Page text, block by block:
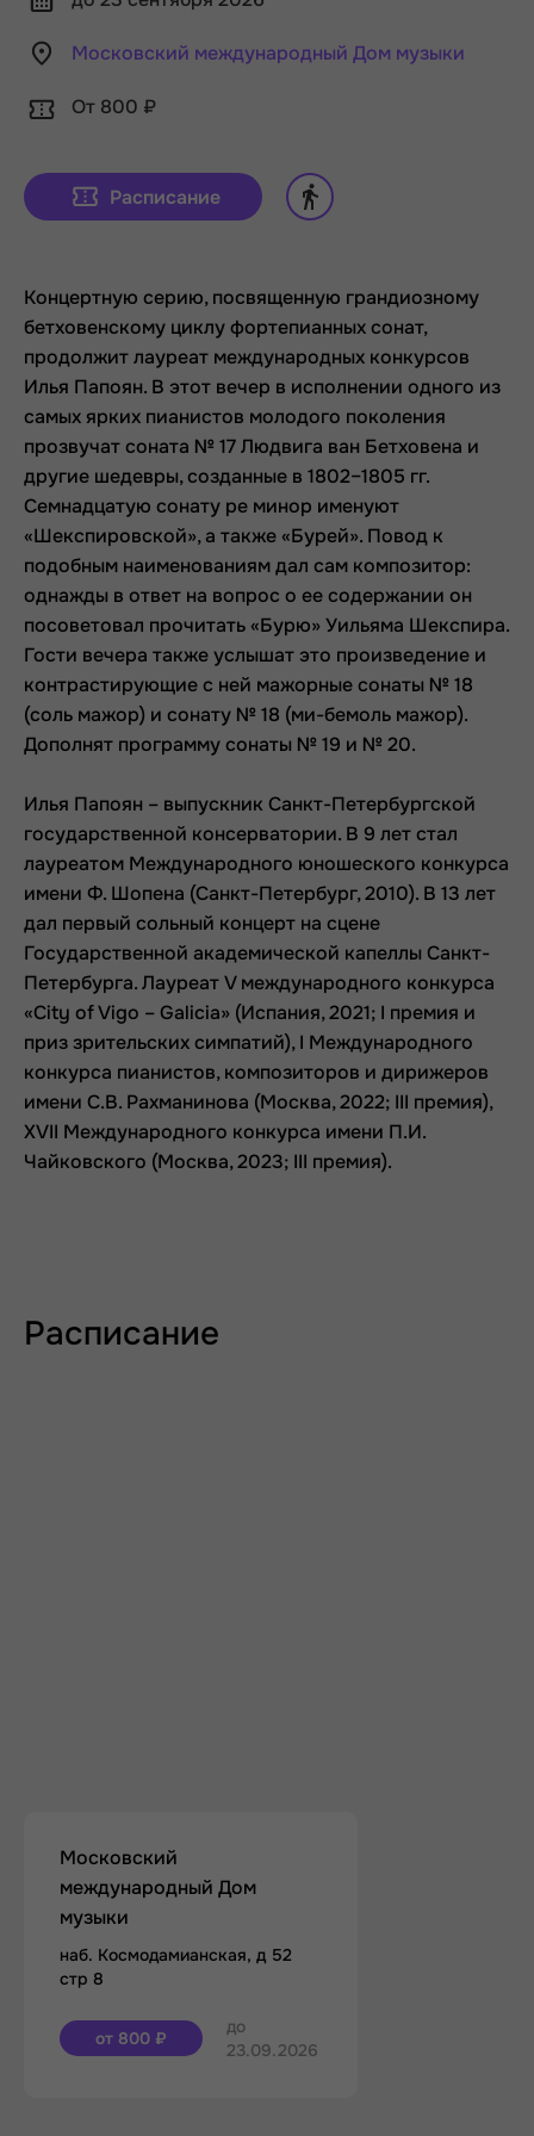
Московский международный Дом музыки
От 800 ₽
Расписание
Концертную серию, посвященную грандиозному
бетховенскому циклу фортепианных сонат,
продолжит лауреат международных конкурсов
Илья Папоян. В этот вечер в исполнении одного из
самых ярких пианистов молодого поколения
прозвучат соната № 17 Людвига ван Бетховена и
другие шедевры, созданные в 1802–1805 гг.
Семнадцатую сонату ре минор именуют
«Шекспировской», а также «Бурей». Повод к
подобным наименованиям дал сам композитор:
однажды в ответ на вопрос о ее содержании он
посоветовал прочитать «Бурю» Уильяма Шекспира.
Гости вечера также услышат это произведение и
контрастирующие с ней мажорные сонаты № 18
(соль мажор) и сонату № 18 (ми-бемоль мажор).
Дополнят программу сонаты № 19 и № 20.
Илья Папоян – выпускник Санкт-Петербургской
государственной консерватории. В 9 лет стал
лауреатом Международного юношеского конкурса
имени Ф. Шопена (Санкт-Петербург, 2010). В 13 лет
дал первый сольный концерт на сцене
Государственной академической капеллы Санкт-
Петербурга. Лауреат V международного конкурса
«City of Vigo – Galicia» (Испания, 2021; I премия и
приз зрительских симпатий), I Международного
конкурса пианистов, композиторов и дирижеров
имени С.В. Рахманинова (Москва, 2022; III премия),
XVII Международного конкурса имени П.И.
Чайковского (Москва, 2023; III премия).
Расписание
Московский
международный Дом
музыки
наб. Космодамианская, д 52
стр 8
от 800 ₽
до
23.09.2026